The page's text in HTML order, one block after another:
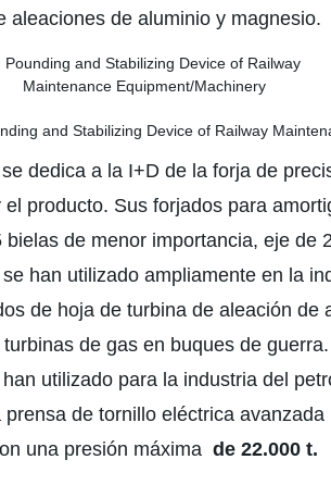
aleaciones de aluminio y magnesio.
dedica a la I+D de la forja de
producto. Sus forjados para
de menor importancia, eje de
han utilizado ampliamente en la
de hoja de turbina de aleación de
de gas en buques de
utilizado para la industria del
de tornillo eléctrica avanzada
una presión máxima de 22.000 t.